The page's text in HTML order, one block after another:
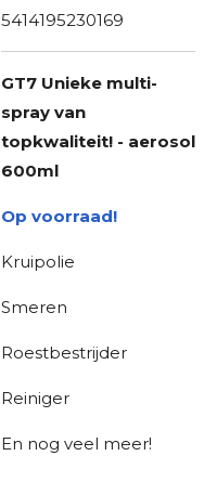
5414195230169
GT7 Unieke multi-
spray van
topkwaliteit! - aerosol
600ml
Op voorraad!
Kruipolie
Smeren
Roestbestrijder
Reiniger
En nog veel meer!